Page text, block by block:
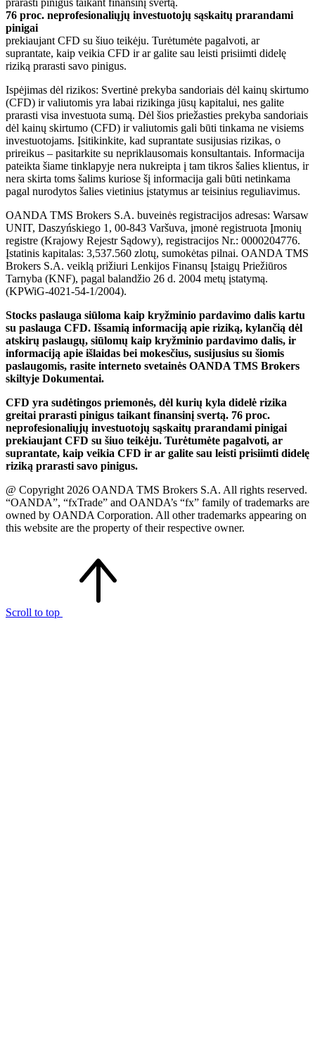
76 proc. neprofesionaliųjų investuotojų sąskaitų prarandami
pinigai
prekiaujant CFD su šiuo teikėju. Turėtumėte pagalvoti, ar
suprantate, kaip veikia CFD ir ar galite sau leisti prisiimti didelę
riziką prarasti savo pinigus.
Ispėjimas dėl rizikos: Svertinė prekyba sandoriais dėl kainų skirtumo
(CFD) ir valiutomis yra labai rizikinga jūsų kapitalui, nes galite
prarasti visa investuota sumą. Dėl šios priežasties prekyba sandoriais
dėl kainų skirtumo (CFD) ir valiutomis gali būti tinkama ne visiems
investuotojams. Įsitikinkite, kad suprantate susijusias rizikas, o
prireikus – pasitarkite su nepriklausomais konsultantais. Informacija
pateikta šiame tinklapyje nera nukreipta į tam tikros šalies klientus, ir
nera skirta toms šalims kuriose šį informacija gali būti netinkama
pagal nurodytos šalies vietinius įstatymus ar teisinius reguliavimus.
OANDA TMS Brokers S.A. buveinės registracijos adresas: Warsaw
UNIT, Daszyńskiego 1, 00-843 Varšuva, įmonė registruota Įmonių
registre (Krajowy Rejestr Sądowy), registracijos Nr.: 0000204776.
Įstatinis kapitalas: 3,537.560 zlotų, sumokėtas pilnai. OANDA TMS
Brokers S.A. veiklą prižiuri Lenkijos Finansų Įstaigų Priežiūros
Tarnyba (KNF), pagal balandžio 26 d. 2004 metų įstatymą.
(KPWiG-4021-54-1/2004).
Stocks paslauga siūloma kaip kryžminio pardavimo dalis kartu
su paslauga CFD. Išsamią informaciją apie riziką, kylančią dėl
atskirų paslaugų, siūlomų kaip kryžminio pardavimo dalis, ir
informaciją apie išlaidas bei mokesčius, susijusius su šiomis
paslaugomis, rasite interneto svetainės OANDA TMS Brokers
skiltyje Dokumentai.
CFD yra sudėtingos priemonės, dėl kurių kyla didelė rizika
greitai prarasti pinigus taikant finansinį svertą. 76 proc.
neprofesionaliųjų investuotojų sąskaitų prarandami pinigai
prekiaujant CFD su šiuo teikėju. Turėtumėte pagalvoti, ar
suprantate, kaip veikia CFD ir ar galite sau leisti prisiimti didelę
riziką prarasti savo pinigus.
@ Copyright 2026 OANDA TMS Brokers S.A. All rights reserved.
“OANDA”, “fxTrade” and OANDA’s “fx” family of trademarks are
owned by OANDA Corporation. All other trademarks appearing on
this website are the property of their respective owner.
Scroll to top